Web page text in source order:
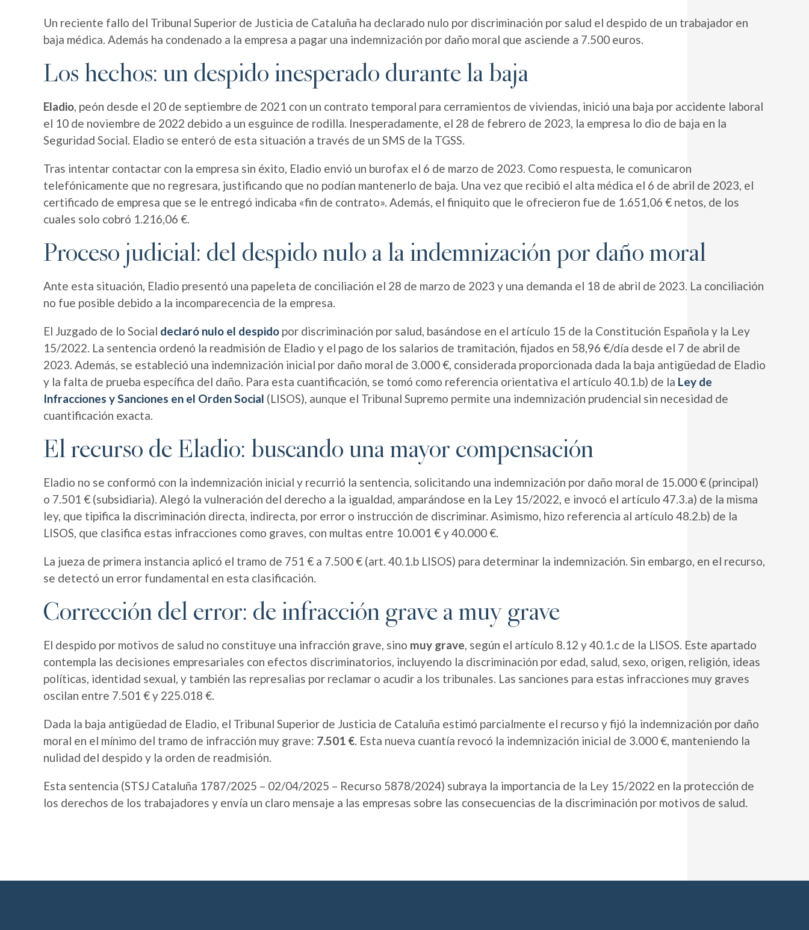
Un reciente fallo del Tribunal Superior de Justicia de Cataluña ha declarado nulo por discriminación por salud el despido de un trabajador en
baja médica. Además ha condenado a la empresa a pagar una indemnización por daño moral que asciende a 7.500 euros.
Los hechos: un despido inesperado durante la baja
Eladio, peón desde el 20 de septiembre de 2021 con un contrato temporal para cerramientos de viviendas, inició una baja por accidente laboral
el 10 de noviembre de 2022 debido a un esguince de rodilla. Inesperadamente, el 28 de febrero de 2023, la empresa lo dio de baja en la
Seguridad Social. Eladio se enteró de esta situación a través de un SMS de la TGSS.
Tras intentar contactar con la empresa sin éxito, Eladio envió un burofax el 6 de marzo de 2023. Como respuesta, le comunicaron
telefónicamente que no regresara, justificando que no podían mantenerlo de baja. Una vez que recibió el alta médica el 6 de abril de 2023, el
certificado de empresa que se le entregó indicaba «fin de contrato». Además, el finiquito que le ofrecieron fue de 1.651,06 € netos, de los
cuales solo cobró 1.216,06 €.
Proceso judicial: del despido nulo a la indemnización por daño moral
Ante esta situación, Eladio presentó una papeleta de conciliación el 28 de marzo de 2023 y una demanda el 18 de abril de 2023. La conciliación
no fue posible debido a la incomparecencia de la empresa.
El Juzgado de lo Social declaró nulo el despido por discriminación por salud, basándose en el artículo 15 de la Constitución Española y la Ley
15/2022. La sentencia ordenó la readmisión de Eladio y el pago de los salarios de tramitación, fijados en 58,96 €/día desde el 7 de abril de
2023. Además, se estableció una indemnización inicial por daño moral de 3.000 €, considerada proporcionada dada la baja antigüedad de Eladio
y la falta de prueba específica del daño. Para esta cuantificación, se tomó como referencia orientativa el artículo 40.1.b) de la Ley de
Infracciones y Sanciones en el Orden Social (LISOS), aunque el Tribunal Supremo permite una indemnización prudencial sin necesidad de
cuantificación exacta.
El recurso de Eladio: buscando una mayor compensación
Eladio no se conformó con la indemnización inicial y recurrió la sentencia, solicitando una indemnización por daño moral de 15.000 € (principal)
o 7.501 € (subsidiaria). Alegó la vulneración del derecho a la igualdad, amparándose en la Ley 15/2022, e invocó el artículo 47.3.a) de la misma
ley, que tipifica la discriminación directa, indirecta, por error o instrucción de discriminar. Asimismo, hizo referencia al artículo 48.2.b) de la
LISOS, que clasifica estas infracciones como graves, con multas entre 10.001 € y 40.000 €.
La jueza de primera instancia aplicó el tramo de 751 € a 7.500 € (art. 40.1.b LISOS) para determinar la indemnización. Sin embargo, en el recurso,
se detectó un error fundamental en esta clasificación.
Corrección del error: de infracción grave a muy grave
El despido por motivos de salud no constituye una infracción grave, sino muy grave, según el artículo 8.12 y 40.1.c de la LISOS. Este apartado
contempla las decisiones empresariales con efectos discriminatorios, incluyendo la discriminación por edad, salud, sexo, origen, religión, ideas
políticas, identidad sexual, y también las represalias por reclamar o acudir a los tribunales. Las sanciones para estas infracciones muy graves
oscilan entre 7.501 € y 225.018 €.
Dada la baja antigüedad de Eladio, el Tribunal Superior de Justicia de Cataluña estimó parcialmente el recurso y fijó la indemnización por daño
moral en el mínimo del tramo de infracción muy grave: 7.501 €. Esta nueva cuantía revocó la indemnización inicial de 3.000 €, manteniendo la
nulidad del despido y la orden de readmisión.
Esta sentencia (STSJ Cataluña 1787/2025 – 02/04/2025 – Recurso 5878/2024) subraya la importancia de la Ley 15/2022 en la protección de
los derechos de los trabajadores y envía un claro mensaje a las empresas sobre las consecuencias de la discriminación por motivos de salud.